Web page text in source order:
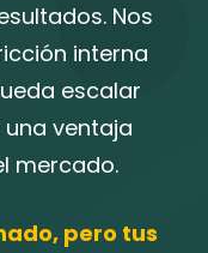
Nos
interna
escalar
ventaja
mercado.
pero tus